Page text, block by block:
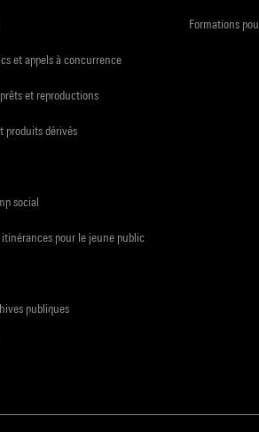
et appels à concurrence
et reproductions
produits dérivés
social
itinérances pour le jeune public
publiques
Formations